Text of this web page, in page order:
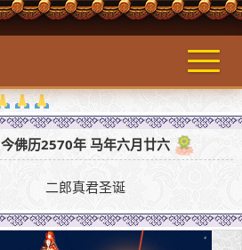
今佛历2570年 马年六月廿六
二郎真君圣诞